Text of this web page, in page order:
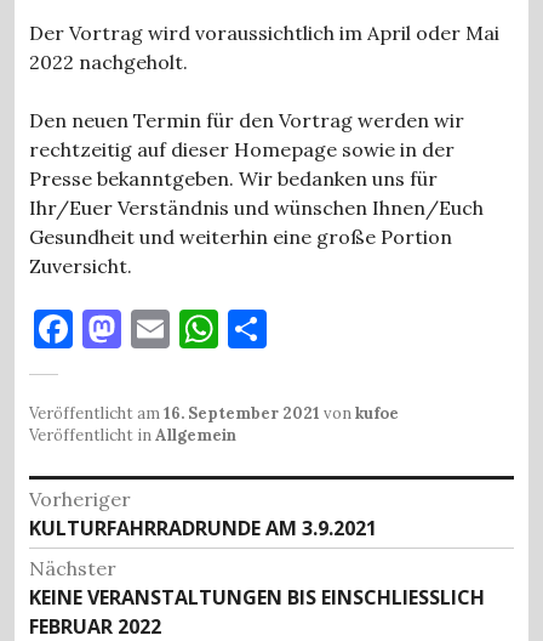
Der Vortrag wird voraussichtlich im April oder Mai
2022 nachgeholt.
Den neuen Termin für den Vortrag werden wir
rechtzeitig auf dieser Homepage sowie in der
Presse bekanntgeben. Wir bedanken uns für
Ihr/Euer Verständnis und wünschen Ihnen/Euch
Gesundheit und weiterhin eine große Portion
Zuversicht.
F
c
e
b
o
o
k
M
to
d
o
n
E
ai
l
W
at
s
A
p
p
le
Veröffentlicht am16. September 2021 vonkufoe
Veröffentlicht inAllgemein
Beitragsnavigation
Vorheriger
Vorheriger
Beitrag:
KULTURFAHRRADRUNDE AM 3.9.2021
Nächster
Nächster
Beitrag:
KEINE VERANSTALTUNGEN BIS EINSCHLIESSLICH F
EBRUAR 2022